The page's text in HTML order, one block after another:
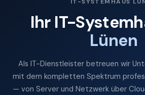
Ihr IT-
Lünen
Als IT-Dienstleister betreuen wir
mit dem kompletten Spektrum
— von Server und Netzwerk über